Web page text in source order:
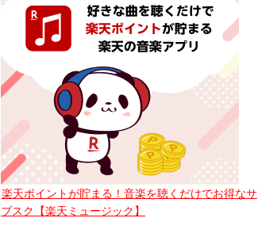
楽天ポイントが貯まる！音楽を聴くだけでお得なサ
ブスク【楽天ミュージック】